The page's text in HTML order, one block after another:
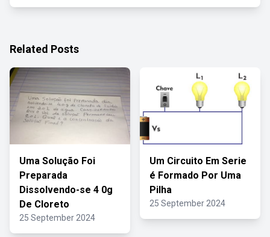
Related Posts
Uma Solução Foi
Preparada
Dissolvendo-se 4 0g
De Cloreto
25 September 2024
Um Circuito Em Serie
é Formado Por Uma
Pilha
25 September 2024